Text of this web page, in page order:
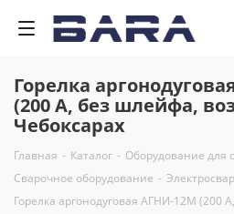
Горелка
(200 А, без шлейфа,
Чебоксарах
Главная - Каталог - Оборудование для
Сварочное оборудование -
Горелка аргонодуговая АГНИ-12М (200